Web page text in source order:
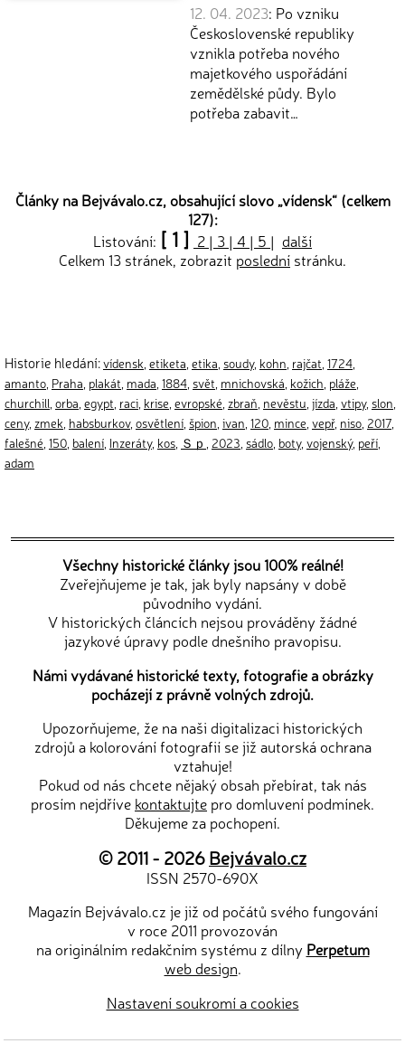
12. 04. 2023: Po vzniku
Československé republiky
vznikla potřeba nového
majetkového uspořádání
zemědělské půdy. Bylo
potřeba zabavit…
Články na Bejvávalo.cz, obsahující slovo „vídensk“ (celkem
127):
Listování: [ 1 ] 2 | 3 | 4 | 5 | další
Celkem 13 stránek, zobrazit poslední stránku.
Historie hledání:vídensk etiketa etika soudy, kohn rajčat 1724
amanto Praha plakát mada 1884 svět mnichovská kožich pláže
churchill orba egypt raci krise evropské zbraň nevěstu jízda vtipy, slon
ceny, zmek habsburkov, osvětlení špion ivan 120 mince vepř, niso 2017
falešné 150 balení Inzeráty, kos Ｓｐ 2023 sádlo boty, vojenský, peří
adam
Všechny historické články jsou 100% reálné!
Zveřejňujeme je tak, jak byly napsány v době
původního vydání.
V historických článcích nejsou prováděny žádné
jazykové úpravy podle dnešního pravopisu.
Námi vydávané historické texty, fotografie a obrázky
pocházejí z právně volných zdrojů.
Upozorňujeme, že na naši digitalizaci historických
zdrojů a kolorování fotografií se již autorská ochrana
vztahuje!
Pokud od nás chcete nějaký obsah přebírat, tak nás
prosím nejdříve kontaktujte pro domluvení podmínek.
Děkujeme za pochopení.
© 2011 - 2026Bejvávalo.cz
ISSN 2570-690X
Magazín Bejvávalo.cz je již od počátů svého fungování
v roce 2011 provozován
na originálním redakčním systému z dílny Perpetum
web design.
Nastavení soukromí a cookies